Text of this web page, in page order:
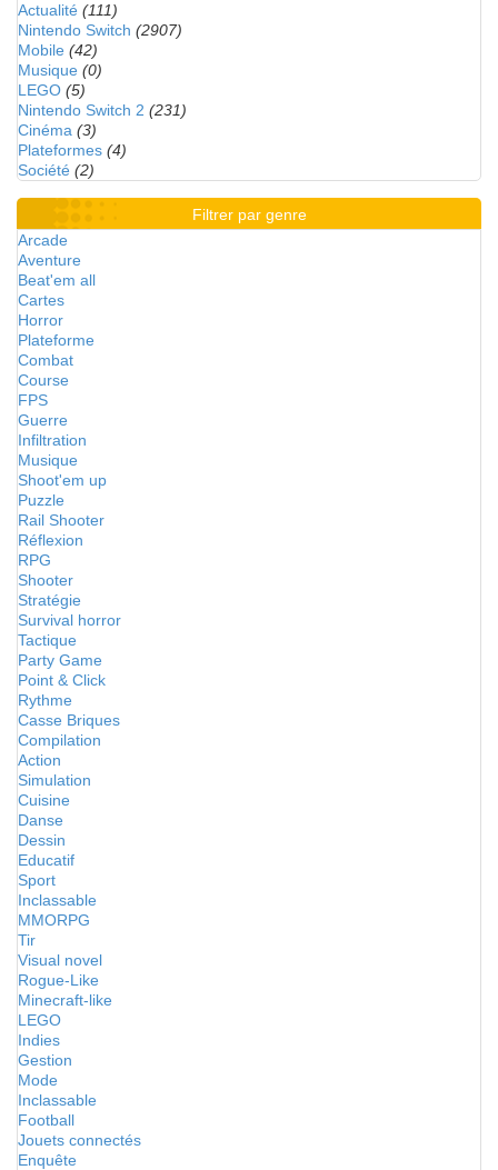
Actualité (111)
Nintendo Switch (2907)
Mobile (42)
Musique (0)
LEGO (5)
Nintendo Switch 2 (231)
Cinéma (3)
Plateformes (4)
Société (2)
Filtrer par genre
Arcade
Aventure
Beat'em all
Cartes
Horror
Plateforme
Combat
Course
FPS
Guerre
Infiltration
Musique
Shoot'em up
Puzzle
Rail Shooter
Réflexion
RPG
Shooter
Stratégie
Survival horror
Tactique
Party Game
Point & Click
Rythme
Casse Briques
Compilation
Action
Simulation
Cuisine
Danse
Dessin
Educatif
Sport
Inclassable
MMORPG
Tir
Visual novel
Rogue-Like
Minecraft-like
LEGO
Indies
Gestion
Mode
Inclassable
Football
Jouets connectés
Enquête